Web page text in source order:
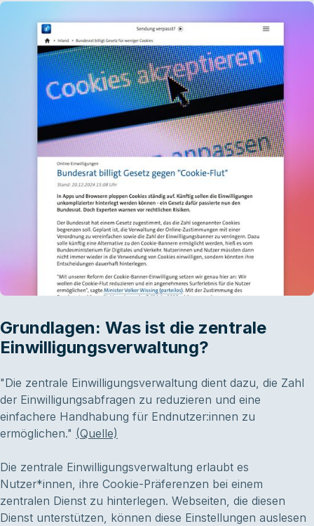
Grundlagen: Was ist die zentrale
Einwilligungsverwaltung?
"Die zentrale Einwilligungsverwaltung dient dazu, die Zahl
der Einwilligungsabfragen zu reduzieren und eine
einfachere Handhabung für Endnutzer:innen zu
ermöglichen." (Quelle)
Die zentrale Einwilligungsverwaltung erlaubt es
Nutzer*innen, ihre Cookie-Präferenzen bei einem
zentralen Dienst zu hinterlegen. Webseiten, die diesen
Dienst unterstützen, können diese Einstellungen auslesen